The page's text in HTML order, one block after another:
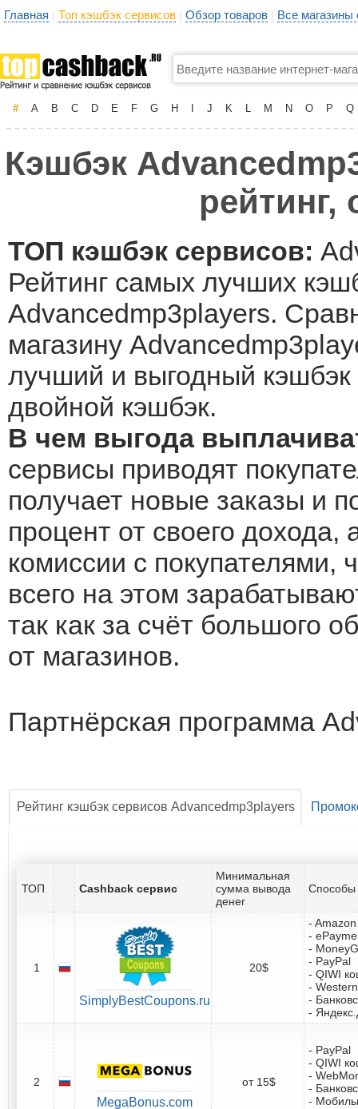
Главная | Топ кэшбэк сервисов | Обзор товаров | Все
# A B C D E F G H J K L M N O P Q
Кэшбэк
ТОП кэшбэк сервисов:
Рейтинг самых лучших
Advancedmp3players.
магазину
лучший и выгодный
двойной кэшбэк.
В чем выгода
сервисы приводят
получает новые заказы и
процент от своего
комиссии с покупателями,
всего на этом
так как за счёт большого
от магазинов.
Партнёрская программа
Рейтинг кэшбэк сервисов Advancedmp3players
ТОП Cashback сервис
Минимальная
сумма вывода
денег
Способы
1
SimplyBestCoupons.ru
20$
-
-
-
- PayPal
- QIWI
-
-
-
2
MegaBonus.com
от 15$
- PayPal
- QIWI
-
-
-